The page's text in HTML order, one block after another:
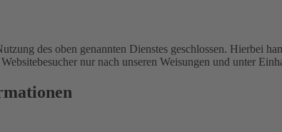
des oben genannten Dienstes geschlossen. Hierbei
nur nach unseren Weisungen und unter